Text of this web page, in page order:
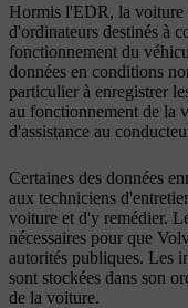
Hormis l'EDR, la voiture
d'ordinateurs destinés à
fonctionnement du
données en conditions
particulier à enregistrer
au fonctionnement de la
d'assistance au
Certaines des données
aux techniciens
voiture et d'y remédier.
nécessaires pour que
autorités publiques. Les
sont stockées dans son
de la voiture.